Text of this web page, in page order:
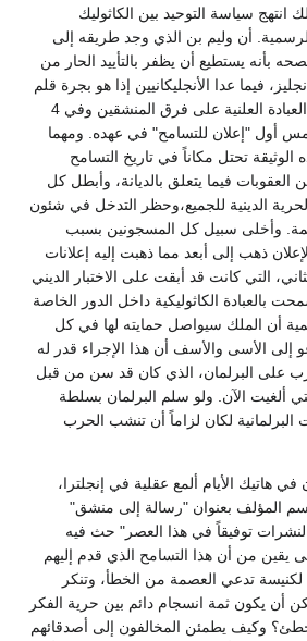
انتهج سياسة التوحيد بين الكاثوليك
أن وليم بن الذي وجد طريقه إلى
بأنه يستطيع أن يظفر بالتأييد الحار من
فيما عدا الأنجليكانيين إذا هو بجرة قلم
ألغى القوانين التي تحرم العبادة العلنية على فرق المنشقين وفي 4
أصدر جيمس أول "إعلان للتسامح" في عهده. ومهما
تحتل مكاناً في تاريخ التسامح
العقوبات فيما يتعلق بالديانة، وأبطل كل
الحرية الدينية للجميع،وحظر التدخل في شئون
وأخلى سبيل كل المسجونين بسبب
ذهب إلى أبعد مما ذهبت إليه إعلانات
التي كانت قد أبقت على الاختبار الديني
بالعبادة الكاثوليكية داخل الدور الخاصة
أن الملك سيواصل حمايته لها في كل
إلى الأسى والأسف أن هذا الإجراء قدر له
على البرلمان، الذي كان قد سن من قبل
ألغيت الآن. ولو سلم البرلمان بسلطة
البرلمانية لكان لزاماً أن تنشب الحرب
هاتيك الأيام ألمع عقلية في إنجلترا،
المؤلف بعنوان "رسالة إلى منشق"
-"أكثر النشرات توفيقاً في هذا العصر" حث فيه
يقين من أن هذا التسامح الذي قدم إليهم
تدعي العصمة من الخطأ، وتنكر
أن يكون ثمة انسجام دائم بين حرية الفكر
وكيف يطمئن المخالفون إلى أصدقائهم